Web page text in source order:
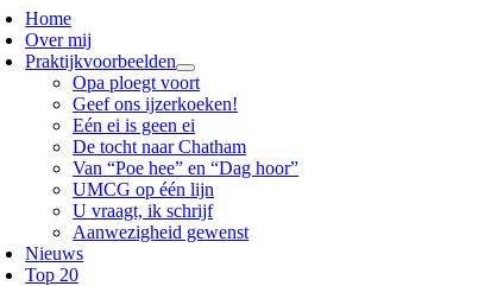
Home
Over mij
Praktijkvoorbeelden
Opa ploegt voort
Geef ons ijzerkoeken!
Eén ei is geen ei
De tocht naar Chatham
Van “Poe hee” en “Dag hoor”
UMCG op één lijn
U vraagt, ik schrijf
Aanwezigheid gewenst
Nieuws
Top 20